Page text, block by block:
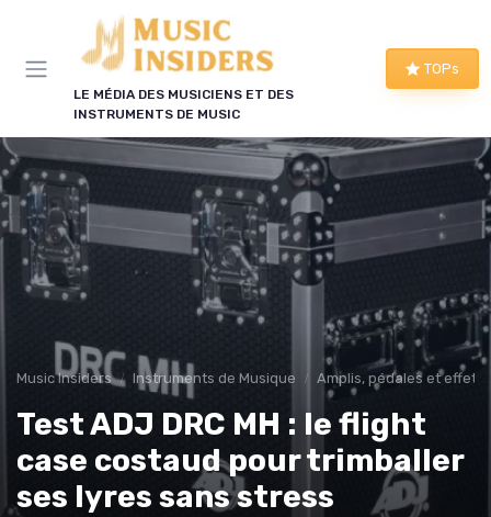
LE MÉDIA DES MUSICIENS ET DES
INSTRUMENTS DE MUSIC
TOPs
Music Insiders Instruments de Musique Amplis, pédales et effets
Test ADJ DRC MH : le flight
case costaud pour trimballer
ses lyres sans stress
Panneau de gestion des cookies